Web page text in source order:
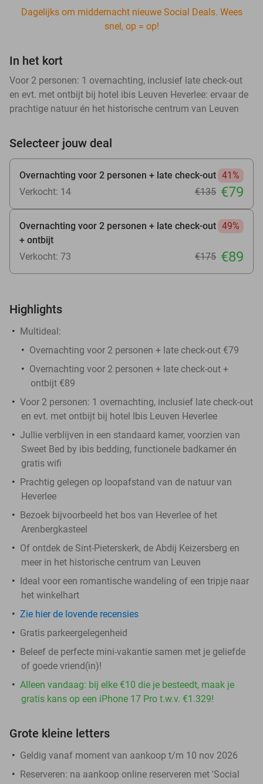
Dagelijks om middernacht nieuwe Social Deals. Wees
snel, op = op!
In het kort
Voor 2 personen: 1 overnachting, inclusief late check-out
en evt. met ontbijt bij hotel ibis Leuven Heverlee: ervaar de
prachtige natuur én het historische centrum van Leuven
Selecteer jouw deal
Overnachting voor 2 personen + late check-out 41%
Verkocht: 14
€135 €79
Overnachting voor 2 personen + late check-out
+ ontbijt
49%
Verkocht: 73 €175 €89
Highlights
Multideal:
Overnachting voor 2 personen + late check-out €79
Overnachting voor 2 personen + late check-out +
ontbijt €89
Voor 2 personen: 1 overnachting, inclusief late check-out
en evt. met ontbijt bij hotel Ibis Leuven Heverlee
Jullie verblijven in een standaard kamer, voorzien van
Sweet Bed by ibis bedding, functionele badkamer én
gratis wifi
Prachtig gelegen op loopafstand van de natuur van
Heverlee
Bezoek bijvoorbeeld het bos van Heverlee of het
Arenbergkasteel
Of ontdek de Sint-Pieterskerk, de Abdij Keizersberg en
meer in het historische centrum van Leuven
Ideal voor een romantische wandeling of een tripje naar
het winkelhart
Zie hier de lovende recensies
Gratis parkeergelegenheid
Beleef de perfecte mini-vakantie samen met je geliefde
of goede vriend(in)!
Alleen vandaag: bij elke €10 die je besteedt, maak je
gratis kans op een iPhone 17 Pro t.w.v. €1.329!
Grote kleine letters
Geldig vanaf moment van aankoop t/m 10 nov 2026
Reserveren: na aankoop online reserveren met 'Social